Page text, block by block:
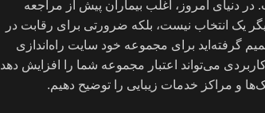
در دنیای امروز، اغلب بیماران پیش از مراجعه
یک انتخاب نیست، بلکه ضرورتی برای رقابت در
گرفته‌اید برای مجموعه خود سایت راه‌اندازی
می‌تواند اعتبار مجموعه شما را افزایش دهد
و مراکز خدمات زیبایی را توضیح دهیم.